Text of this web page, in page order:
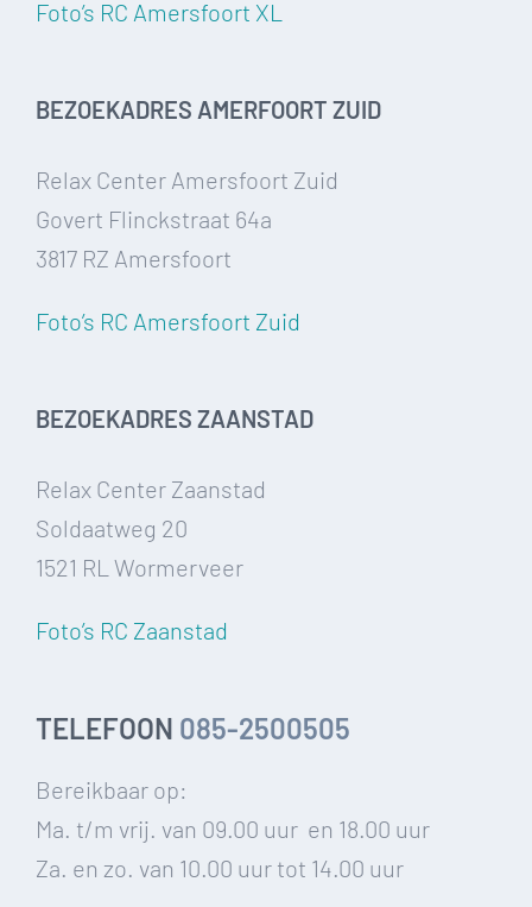
Foto’s RC Amersfoort XL
BEZOEKADRES AMERFOORT ZUID
Relax Center Amersfoort Zuid
Govert Flinckstraat 64a
3817 RZ Amersfoort
Foto’s RC Amersfoort Zuid
BEZOEKADRES ZAANSTAD
Relax Center Zaanstad
Soldaatweg 20
1521 RL Wormerveer
Foto’s RC Zaanstad
TELEFOON 085-2500505
Bereikbaar op:
Ma. t/m vrij. van 09.00 uur en 18.00 uur
Za. en zo. van 10.00 uur tot 14.00 uur